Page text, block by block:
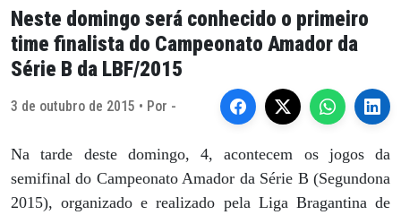
Neste domingo será conhecido o primeiro
time finalista do Campeonato Amador da
Série B da LBF/2015
3 de outubro de 2015 • Por -
Na tarde deste domingo, 4, acontecem os jogos da
semifinal do Campeonato Amador da Série B (Segundona
2015), organizado e realizado pela Liga Bragantina de